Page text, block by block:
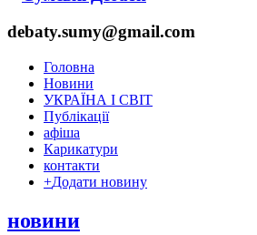
debaty.sumy@gmail.com
Головна
Новини
УКРАЇНА І СВІТ
Публікації
афіша
Карикатури
контакти
+Додати новину
новини